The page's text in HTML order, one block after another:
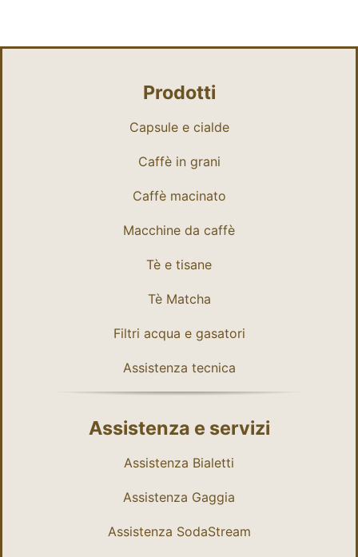
Prodotti
Capsule e cialde
Caffè in grani
Caffè macinato
Macchine da caffè
Tè e tisane
Tè Matcha
Filtri acqua e gasatori
Assistenza tecnica
Assistenza e servizi
Assistenza Bialetti
Assistenza Gaggia
Assistenza SodaStream